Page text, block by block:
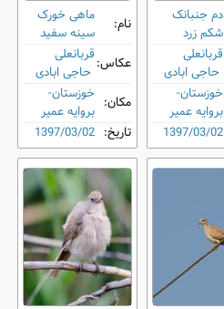
دم ‌جنبانک
شکم ‌زرد
قربانعلی
حاجی ابادی
خوزستان-
بروایه عمیر
1397/03/02
نام:
ماهی ‌خورک
سینه‌ سفید
عکاس:قربانعلی
حاجی ابادی
مکان: خوزستان-
بروایه عمیر
تاریخ: 1397/03/02